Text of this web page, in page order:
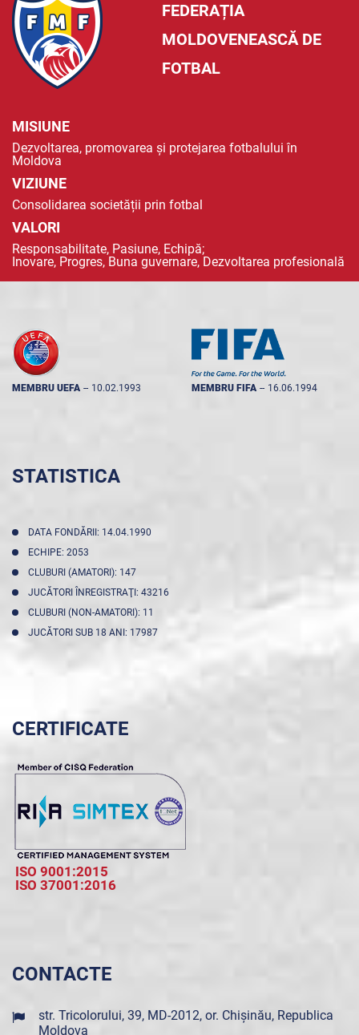
FEDERAȚIA
MOLDOVENEASCĂ DE
FOTBAL
MISIUNE
Dezvoltarea, promovarea și protejarea fotbalului în
Moldova
VIZIUNE
Consolidarea societății prin fotbal
VALORI
Responsabilitate, Pasiune, Echipă;
Inovare, Progres, Buna guvernare, Dezvoltarea profesională
MEMBRU UEFA -- 10.02.1993 MEMBRU FIFA -- 16.06.1994
STATISTICA
DATA FONDĂRII: 14.04.1990
ECHIPE: 2053
CLUBURI (AMATORI): 147
JUCĂTORI ÎNREGISTRAŢI: 43216
CLUBURI (NON-AMATORI): 11
JUCĂTORI SUB 18 ANI: 17987
CERTIFICATE
ISO 9001:2015
ISO 37001:2016
CONTACTE
str. Tricolorului, 39, MD-2012, or. Chișinău, Republica
Moldova